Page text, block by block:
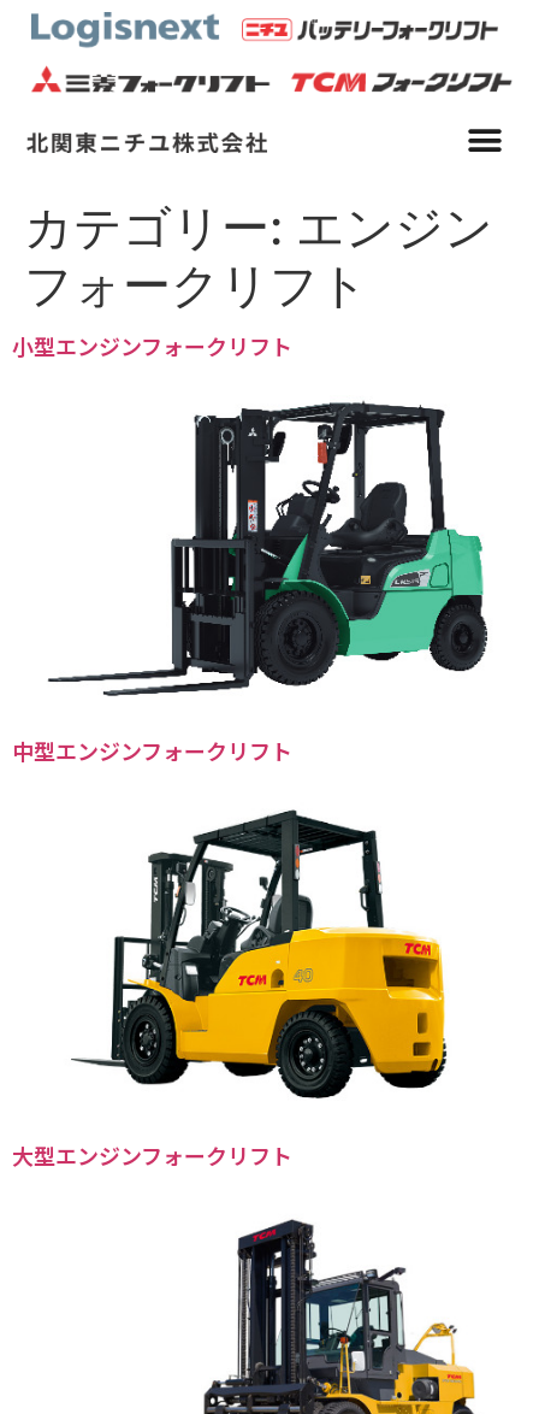
カテゴリー: エンジン
フォークリフト
小型エンジンフォークリフト
中型エンジンフォークリフト
大型エンジンフォークリフト